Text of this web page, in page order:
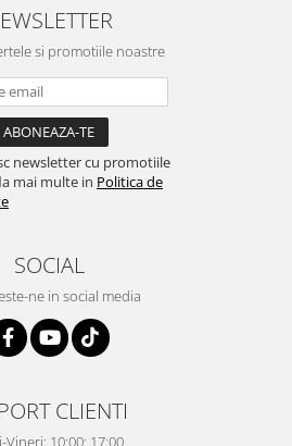
si promotiile noastre
newsletter cu promotiile
mai multe in Politica de
SOCIAL
ne in social media
CLIENTI